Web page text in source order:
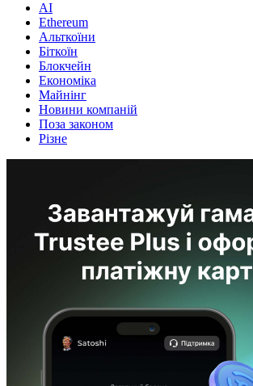
AI
Ethereum
Альткоїни
Біткоїн
Блокчейн
Економіка
Майнінг
Новини компаній
Поза законом
Різне